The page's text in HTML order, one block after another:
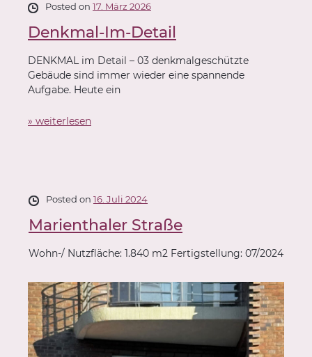
Denkmal-Im-Detail
Posted on 17. März 2026
DENKMAL im Detail – 03 denkmalgeschützte
Gebäude sind immer wieder eine spannende
Aufgabe. Heute ein
» weiterlesen
Marienthaler Straße
Posted on 16. Juli 2024
Wohn-/ Nutzfläche: 1.840 m2 Fertigstellung: 07/2024